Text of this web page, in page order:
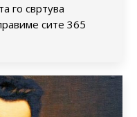
го свртува
сите 365